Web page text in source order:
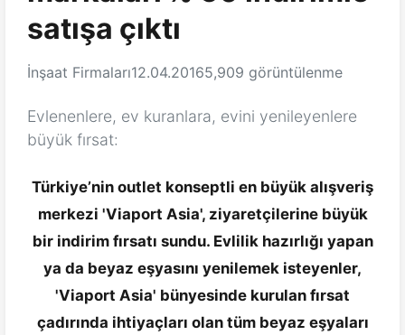
satışa çıktı
İnşaat Firmaları12.04.20165,909 görüntülenme
Evlenenlere, ev kuranlara, evini yenileyenlere
büyük fırsat:
Türkiye’nin outlet konseptli en büyük alışveriş
merkezi 'Viaport Asia', ziyaretçilerine büyük
bir indirim fırsatı sundu. Evlilik hazırlığı yapan
ya da beyaz eşyasını yenilemek isteyenler,
'Viaport Asia' bünyesinde kurulan fırsat
çadırında ihtiyaçları olan tüm beyaz eşyaları